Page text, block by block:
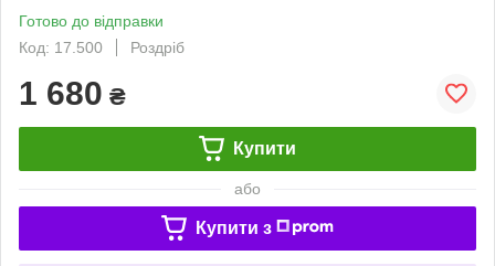
Готово до відправки
Код: 17.500
Роздріб
1 680 ₴
Купити
або
Купити з